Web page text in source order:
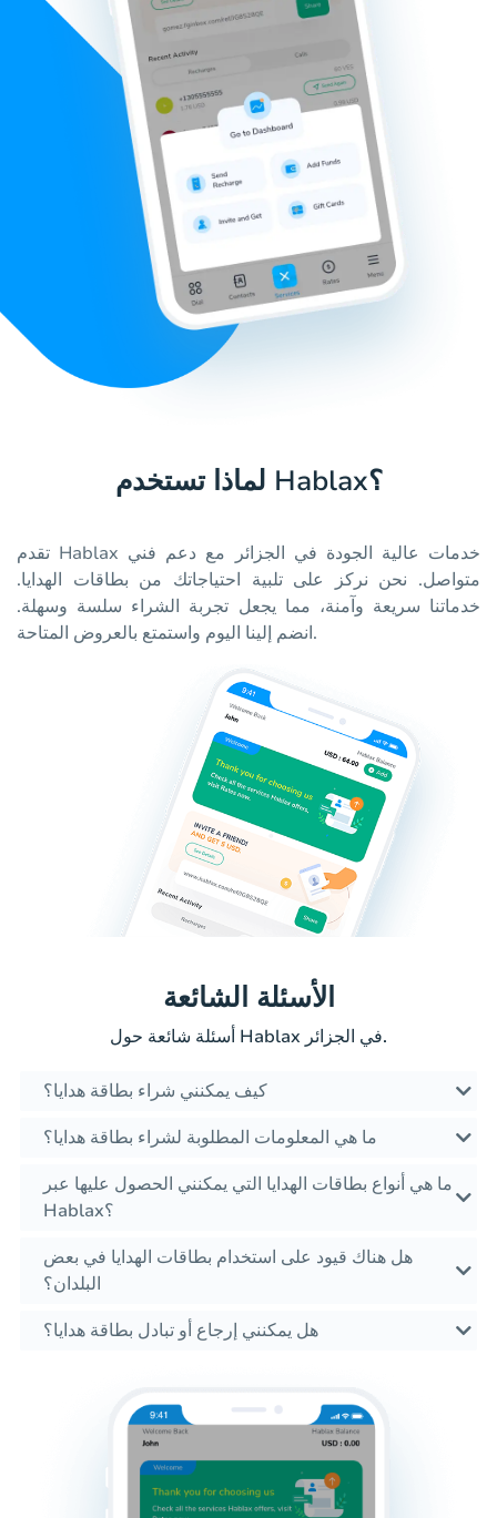
لماذا تستخدم Hablax؟
تقدم Hablax خدمات عالية الجودة في الجزائر مع دعم فني
متواصل. نحن نركز على تلبية احتياجاتك من بطاقات الهدايا.
خدماتنا سريعة وآمنة، مما يجعل تجربة الشراء سلسة وسهلة.
انضم إلينا اليوم واستمتع بالعروض المتاحة.
الأسئلة الشائعة
أسئلة شائعة حول Hablax في الجزائر.
كيف يمكنني شراء بطاقة هدايا؟
ما هي المعلومات المطلوبة لشراء بطاقة هدايا؟
ما هي أنواع بطاقات الهدايا التي يمكنني الحصول عليها عبر
Hablax؟
هل هناك قيود على استخدام بطاقات الهدايا في بعض
البلدان؟
هل يمكنني إرجاع أو تبادل بطاقة هدايا؟